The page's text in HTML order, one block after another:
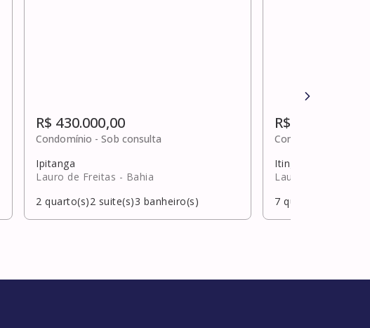
R$ 430.000,00
Condomínio -Sob consulta
Ipitanga
Lauro de Freitas - Bahia
2 quarto(s)2 suite(s)3 banheiro(s)
R$ 420.000,00
Condomínio -
Itinga
Lauro de Freitas
7 quarto(s)